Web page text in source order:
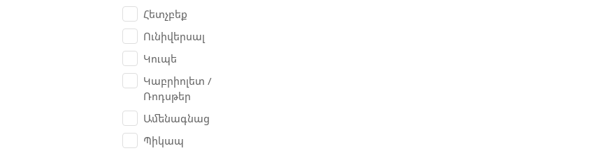
Benelli
Bentley
Besturn B50
Bianchi
Bogdan
BORO
BRP Can-am
Հետչբեք
Ունիվերսալ
Կուպե
Կաբրիոլետ /
Ռոդսթեր
Ամենագնաց
Պիկապ